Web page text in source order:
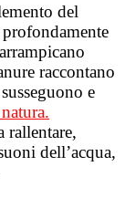
del
raccontano
e
rallentare,
dell’acqua,